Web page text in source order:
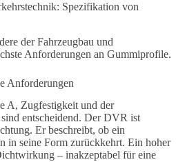
Spezifikation von
der Fahrzeugbau und
Anforderungen an Gummiprofile.
Anforderungen
A, Zugfestigkeit und der
entscheidend. Der DVR ist
Er beschreibt, ob ein
in seine Form zurückkehrt. Ein hoher
– inakzeptabel für eine